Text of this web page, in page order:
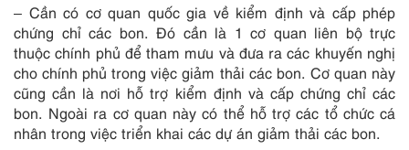
– Cần có cơ quan quốc gia về kiểm định và cấp phép
chứng chỉ các bon. Đó cần là 1 cơ quan liên bộ trực
thuộc chính phủ để tham mưu và đưa ra các khuyến nghị
cho chính phủ trong việc giảm thải các bon. Cơ quan này
cũng cần là nơi hỗ trợ kiểm định và cấp chứng chỉ các
bon. Ngoài ra cơ quan này có thể hỗ trợ các tổ chức cá
nhân trong việc triển khai các dự án giảm thải các bon.